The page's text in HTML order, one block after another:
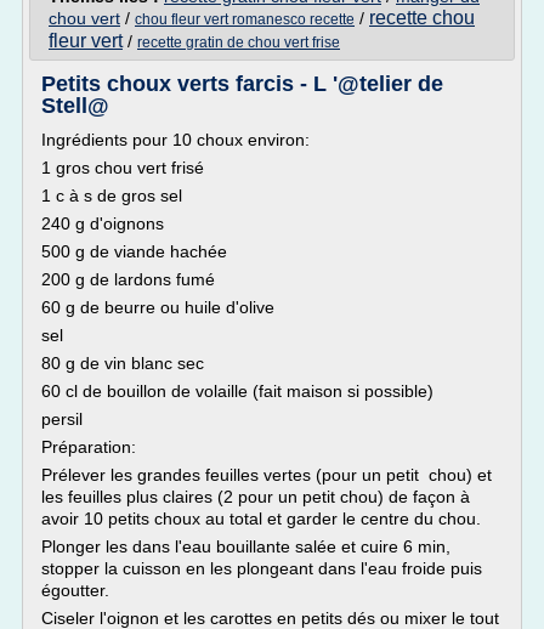
chou vert / chou fleur vert romanesco recette / recette chou
fleur vert/ recette gratin de chou vert frise
Petits choux verts farcis - L '@telier de
Stell@
Ingrédients pour 10 choux environ:
1 gros chou vert frisé
1 c à s de gros sel
240 g d'oignons
500 g de viande hachée
200 g de lardons fumé
60 g de beurre ou huile d'olive
sel
80 g de vin blanc sec
60 cl de bouillon de volaille (fait maison si possible)
persil
Préparation:
Prélever les grandes feuilles vertes (pour un petit chou) et
les feuilles plus claires (2 pour un petit chou) de façon à
avoir 10 petits choux au total et garder le centre du chou.
Plonger les dans l'eau bouillante salée et cuire 6 min,
stopper la cuisson en les plongeant dans l'eau froide puis
égoutter.
Ciseler l'oignon et les carottes en petits dés ou mixer le tout